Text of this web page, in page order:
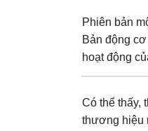
Phiên bản
Bản động
hoạt động
Có thể thấy,
thương hiệu